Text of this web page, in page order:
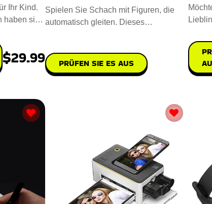
Ihr Kind.
haben sie
$29.99
Spielen Sie Schach mit Figuren, die
automatisch gleiten. Dieses
PRÜFEN SIE ES AUS